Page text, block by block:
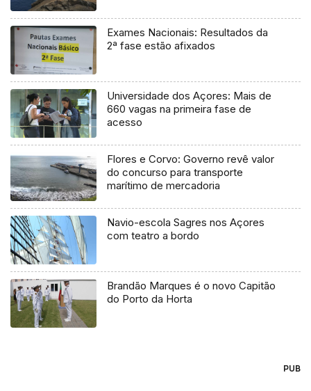
Exames Nacionais: Resultados da
2ª fase estão afixados
Universidade dos Açores: Mais de
660 vagas na primeira fase de
acesso
Flores e Corvo: Governo revê valor
do concurso para transporte
marítimo de mercadoria
Navio-escola Sagres nos Açores
com teatro a bordo
Brandão Marques é o novo Capitão
do Porto da Horta
PUB